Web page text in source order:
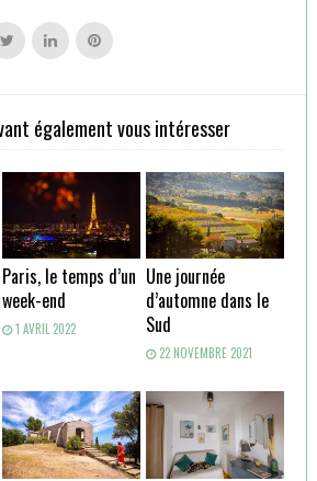
Follow
us
Follow
us
Follow
us
également vous intéresser
Paris, le temps d’un
week-end
1 AVRIL 2022
Une journée
d’automne dans le
Sud
22 NOVEMBRE 2021